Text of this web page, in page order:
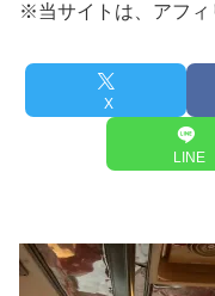
※当サイトは、アフィ
X
LINE